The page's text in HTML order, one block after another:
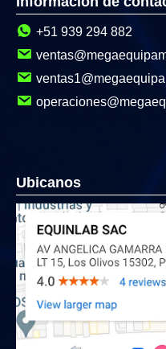
+51 939 294 882
Ubicanos